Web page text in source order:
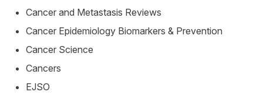
Cancer and Metastasis Reviews
Cancer Epidemiology Biomarkers & Prevention
Cancer Science
Cancers
EJSO